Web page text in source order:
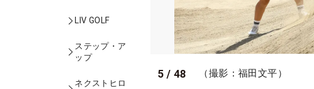
LIV GOLF
ステップ・ア
ップ
ネクストヒロ
5 / 48 （撮影：福田文平）